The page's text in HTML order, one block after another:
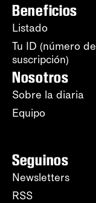
Beneficios
Listado
Tu ID (número de
suscripción)
Nosotros
Sobre la diaria
Equipo
Seguinos
Newsletters
RSS